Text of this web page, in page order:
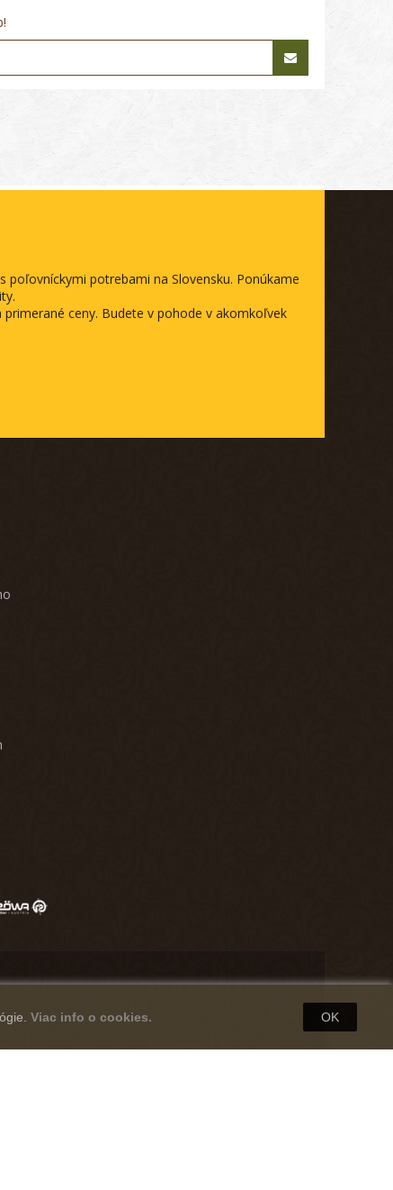
potrebami na Slovensku. Ponúkame
ceny. Budete v pohode v akomkoľvek
Viac info o cookies. OK